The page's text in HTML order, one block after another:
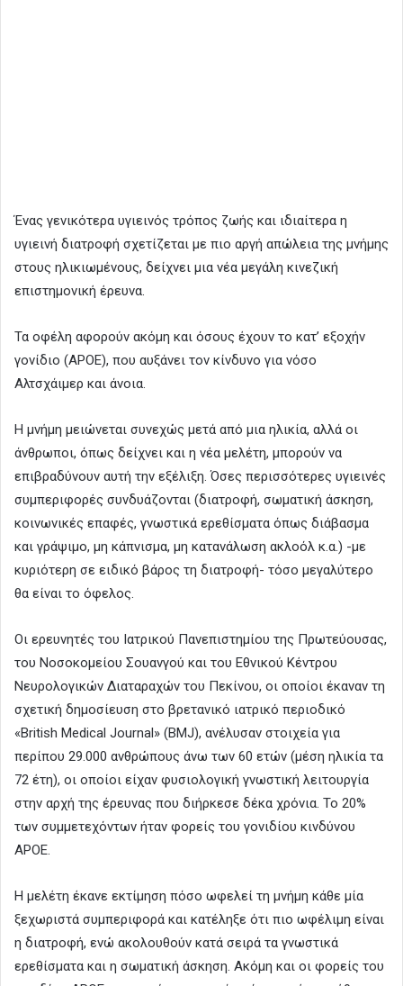
Ένας γενικότερα υγιεινός τρόπος ζωής και ιδιαίτερα η
υγιεινή διατροφή σχετίζεται με πιο αργή απώλεια της μνήμης
στους ηλικιωμένους, δείχνει μια νέα μεγάλη κινεζική
επιστημονική έρευνα.
Τα οφέλη αφορούν ακόμη και όσους έχουν το κατ’ εξοχήν
γονίδιο (ΑΡΟΕ), που αυξάνει τον κίνδυνο για νόσο
Αλτσχάιμερ και άνοια.
Η μνήμη μειώνεται συνεχώς μετά από μια ηλικία, αλλά οι
άνθρωποι, όπως δείχνει και η νέα μελέτη, μπορούν να
επιβραδύνουν αυτή την εξέλιξη. Όσες περισσότερες υγιεινές
συμπεριφορές συνδυάζονται (διατροφή, σωματική άσκηση,
κοινωνικές επαφές, γνωστικά ερεθίσματα όπως διάβασμα
και γράψιμο, μη κάπνισμα, μη κατανάλωση ακλοόλ κ.α.) -με
κυριότερη σε ειδικό βάρος τη διατροφή- τόσο μεγαλύτερο
θα είναι το όφελος.
Οι ερευνητές του Ιατρικού Πανεπιστημίου της Πρωτεύουσας,
του Νοσοκομείου Σουανγού και του Εθνικού Κέντρου
Νευρολογικών Διαταραχών του Πεκίνου, οι οποίοι έκαναν τη
σχετική δημοσίευση στο βρετανικό ιατρικό περιοδικό
«British Medical Journal» (BMJ), ανέλυσαν στοιχεία για
περίπου 29.000 ανθρώπους άνω των 60 ετών (μέση ηλικία τα
72 έτη), οι οποίοι είχαν φυσιολογική γνωστική λειτουργία
στην αρχή της έρευνας που διήρκεσε δέκα χρόνια. Το 20%
των συμμετεχόντων ήταν φορείς του γονιδίου κινδύνου
ΑΡΟΕ.
Η μελέτη έκανε εκτίμηση πόσο ωφελεί τη μνήμη κάθε μία
ξεχωριστά συμπεριφορά και κατέληξε ότι πιο ωφέλιμη είναι
η διατροφή, ενώ ακολουθούν κατά σειρά τα γνωστικά
ερεθίσματα και η σωματική άσκηση. Ακόμη και οι φορείς του